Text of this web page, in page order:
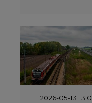
2026-05-13
FLIX